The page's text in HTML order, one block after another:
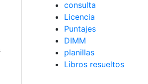
consulta
Licencia
Puntajes
DIMM
planillas
Libros resueltos